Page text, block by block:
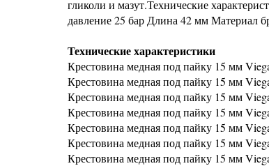
гликоли и мазут.Технические
давление 25 бар Длина 42 мм Материал
Технические характеристики
Крестовина медная под пайку 15 мм
Крестовина медная под пайку 15 мм
Крестовина медная под пайку 15 мм
Крестовина медная под пайку 15 мм
Крестовина медная под пайку 15 мм
Крестовина медная под пайку 15 мм
Крестовина медная под пайку 15 мм